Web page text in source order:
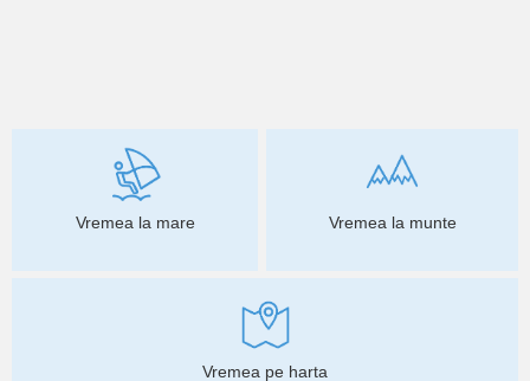
Vremea la mare Vremea la munte
Vremea pe harta